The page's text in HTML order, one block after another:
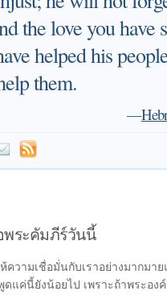
the love you have
helped his
them.
—
ระคัมภีร์วันนี้
วามเชื่อมั่นกับเราอย่างมากมาย
ค่นี้ยังน้อยไป เพราะถ้าพระองค์